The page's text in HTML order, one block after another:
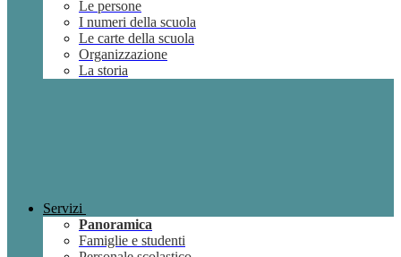
Le persone
I numeri della scuola
Le carte della scuola
Organizzazione
La storia
Servizi
Panoramica
Famiglie e studenti